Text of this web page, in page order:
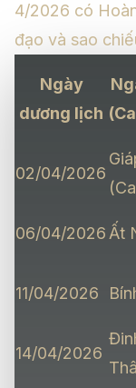
4/2026 có
đạo và sao
Ngày
dương lịch
02/04/2026
06/04/2026 Ất
11/04/2026
14/04/2026